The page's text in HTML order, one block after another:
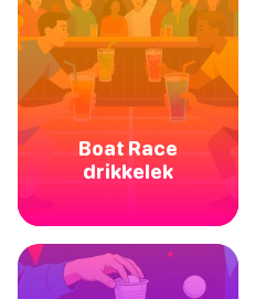
Boat Race
drikkelek